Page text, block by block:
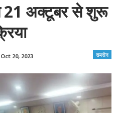
21 अक्टूबर से शुरू
रायसेन
Oct 20, 2023